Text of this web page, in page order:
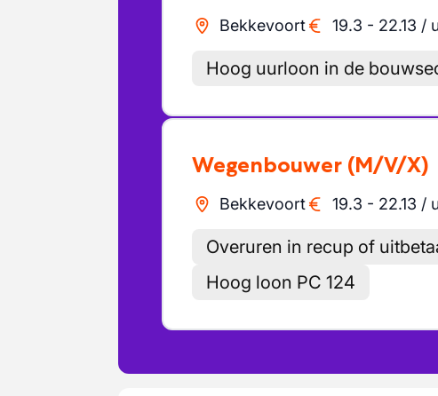
Bekkevoort 19.3 - 22.13 /
Hoog uurloon in de
Wegenbouwer (M/V/X)
Bekkevoort 19.3 - 22.13 /
Overuren in recup of
Hoog loon PC 124